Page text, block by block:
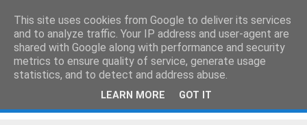
CEIP SARRIÓN
"Mucha gente pequeña, en lugares pequeños, haciendo
cosas pequeñas, puede cambiar el mundo." Eduardo
This site uses cookies from Google to deliver its services
and to analyze traffic. Your IP address and user-agent are
shared with Google along with performance and security
metrics to ensure quality of service, generate usage
statistics, and to detect and address abuse.
LEARN MORE GOT IT